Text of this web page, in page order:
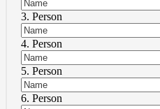
3. Person
4. Person
5. Person
6. Person